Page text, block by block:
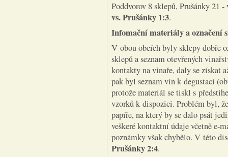
Poddvorov 8 sklepů, Prušánky 21
vs. Prušánky 1:3.
Infomační materiály a označení
V obou obcích byly sklepy dobře
sklepů a seznam otevřených
kontakty na vinaře, daly se získat
pak byl seznam vín k degustaci
protože materiál se tiskl s
vzorků k dispozici. Problém byl,
papíře, na který by se dalo psát
veškeré kontaktní údaje včetně e-
poznámky však chybělo. V této
Prušánky 2:4.